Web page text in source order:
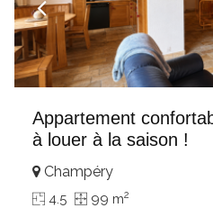
Appartement
à louer à la saison !
Champéry
4.5 99 m2